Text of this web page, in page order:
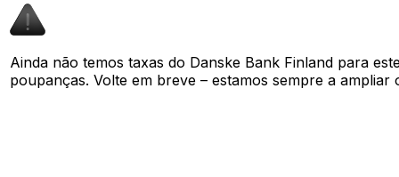
Ainda não temos taxas do Danske Bank Finland para
poupanças. Volte em breve – estamos sempre a ampliar